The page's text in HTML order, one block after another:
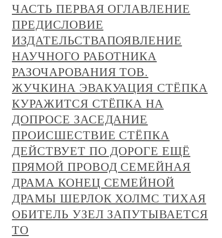
ЧАСТЬ ПЕРВАЯ ОГЛАВЛЕНИЕ
ПРЕДИСЛОВИЕ
ИЗДАТЕЛЬСТВАПОЯВЛЕНИЕ
НАУЧНОГО РАБОТНИКА
РАЗОЧАРОВАНИЯ ТОВ.
ЖУЧКИНА ЭВАКУАЦИЯ СТЁПКА
КУРАЖИТСЯ СТЁПКА НА
ДОПРОСЕ ЗАСЕДАНИЕ
ПРОИСШЕСТВИЕ СТЁПКА
ДЕЙСТВУЕТ ПО ДОРОГЕ ЕЩЁ
ПРЯМОЙ ПРОВОД СЕМЕЙНАЯ
ДРАМА КОНЕЦ СЕМЕЙНОЙ
ДРАМЫ ШЕРЛОК ХОЛМС ТИХАЯ
ОБИТЕЛЬ УЗЕЛ ЗАПУТЫВАЕТСЯ
ТО